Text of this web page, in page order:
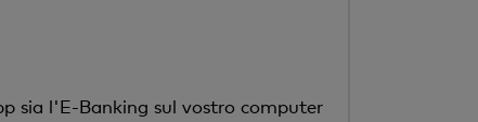
sia l'E-Banking sul vostro computer